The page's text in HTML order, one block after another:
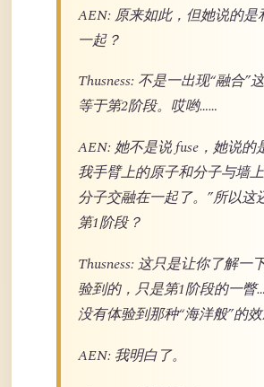
AEN: 原来如此，但她说的是
一起？
Thusness: 不是一出现“融合”
等于第2阶段。哎哟……
AEN: 她不是说 fuse，她说的
我手臂上的原子和分子与墙
分子交融在一起了。”所以这
第1阶段？
Thusness: 这只是让你了解一
验到的，只是第1阶段的一瞥
没有体验到那种“海洋般”的效
AEN: 我明白了。